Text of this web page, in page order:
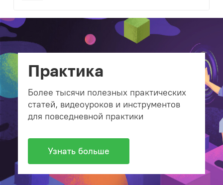
Практика
Более тысячи полезных практических
статей, видеоуроков и инструментов
для повседневной практики
Узнать больше